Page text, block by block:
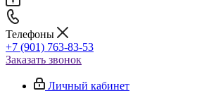
Телефоны
+7 (901) 763-83-53
Заказать звонок
Личный кабинет